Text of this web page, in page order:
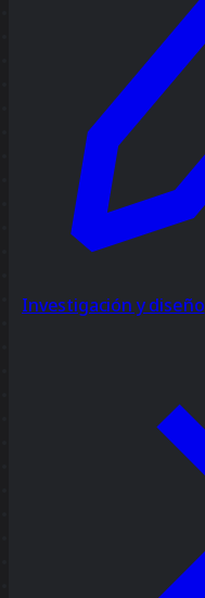
Investigación y diseño